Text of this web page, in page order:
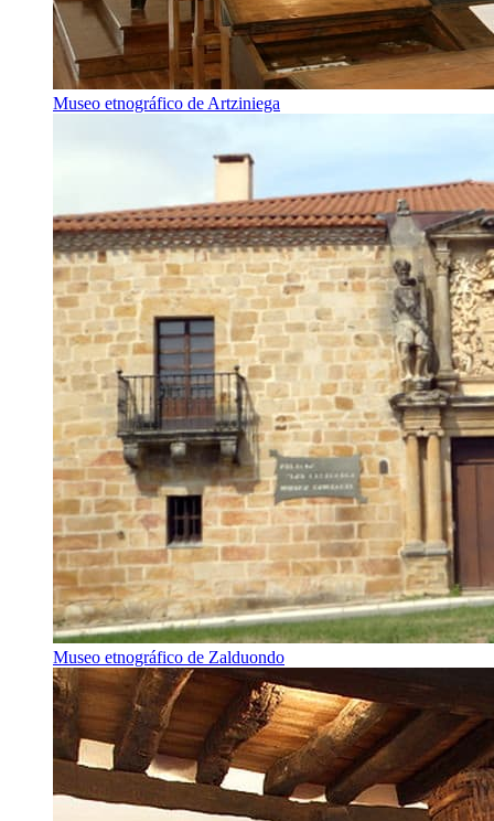
Museo etnográfico de Artziniega
Museo etnográfico de Zalduondo